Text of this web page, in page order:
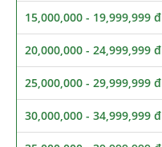
15,000,000 - 19,999,999 đ
20,000,000 - 24,999,999 đ
25,000,000 - 29,999,999 đ
30,000,000 - 34,999,999 đ